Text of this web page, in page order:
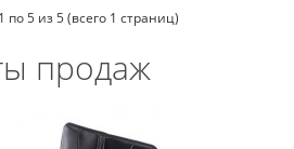
по 5 из 5 (всего 1 страниц)
продаж